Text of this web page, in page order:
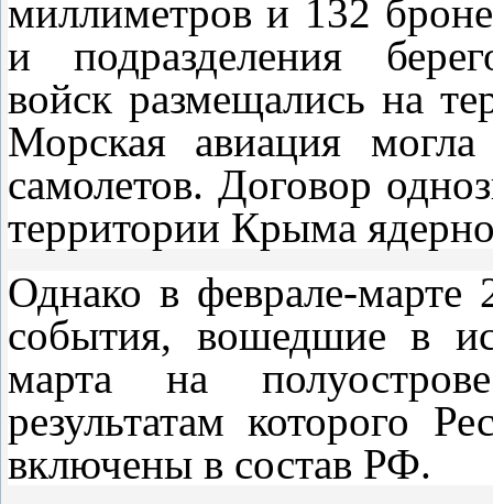
миллиметров и 132
и подразделения
войск размещались на
Морская авиация
самолетов. Договор
территории Крыма
Однако в феврале-
события, вошедшие в
марта на
результатам которого
включены в состав РФ.